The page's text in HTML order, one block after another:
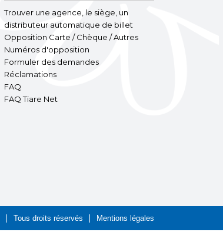
Trouver une agence, le siège, un
distributeur automatique de billet
Opposition Carte / Chèque / Autres
Numéros d'opposition
Formuler des demandes
Réclamations
FAQ
FAQ Tiare Net
Tous droits réservés Mentions légales